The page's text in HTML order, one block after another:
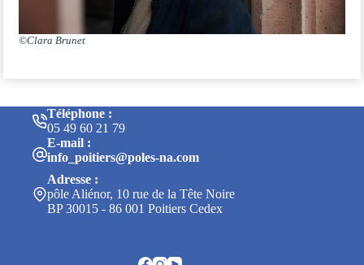
©Clara Brunet
Téléphone :
05 49 60 21 79
E-mail :
info_poitiers@poles-na.com
Adresse :
pôle Aliénor, 10 rue de la Tête Noire
BP 30015 - 86 001 Poitiers Cedex